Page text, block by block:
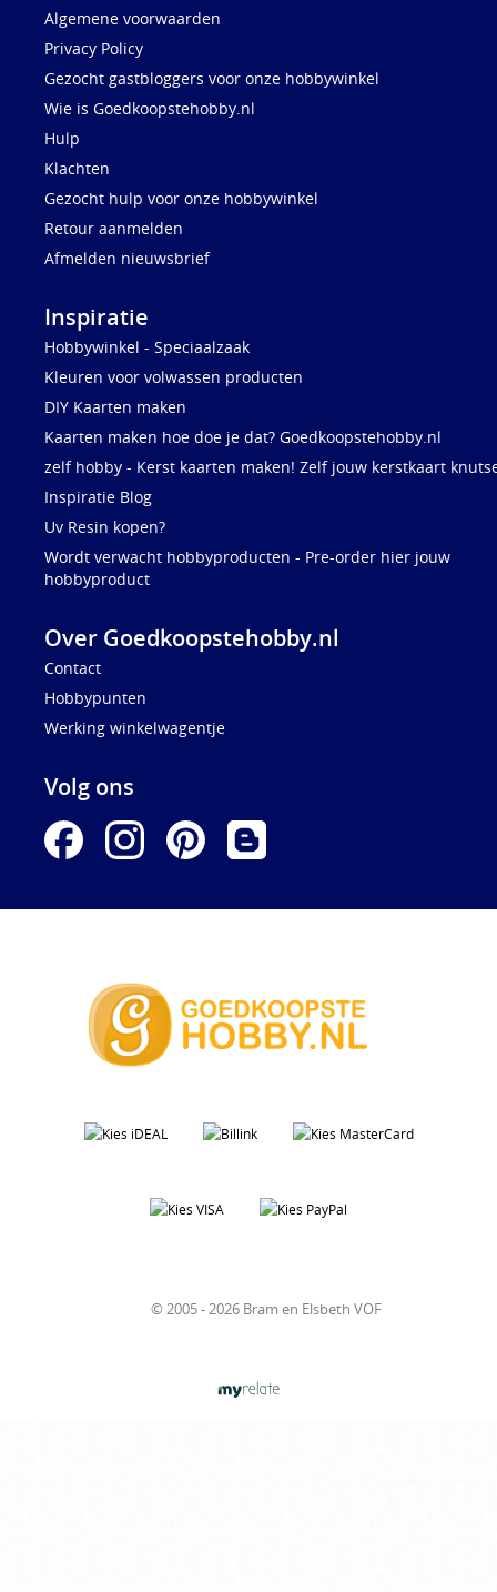
Algemene voorwaarden
Privacy Policy
Gezocht gastbloggers voor onze hobbywinkel
Wie is Goedkoopstehobby.nl
Hulp
Klachten
Gezocht hulp voor onze hobbywinkel
Retour aanmelden
Afmelden nieuwsbrief
Inspiratie
Hobbywinkel - Speciaalzaak
Kleuren voor volwassen producten
DIY Kaarten maken
Kaarten maken hoe doe je dat? Goedkoopstehobby.nl
zelf hobby - Kerst kaarten maken! Zelf jouw kerstkaart
Inspiratie Blog
Uv Resin kopen?
Wordt verwacht hobbyproducten - Pre-order hier jouw
hobbyproduct
Over Goedkoopstehobby.nl
Contact
Hobbypunten
Werking winkelwagentje
Volg ons
© 2005 - 2026 Bram en Elsbeth VOF